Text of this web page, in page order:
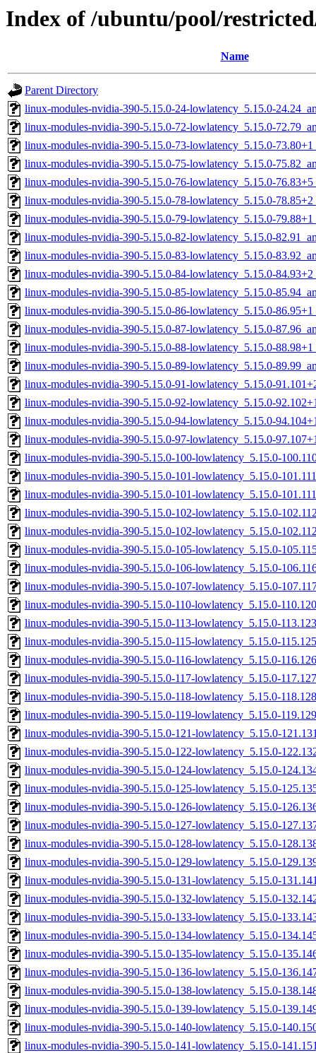
Index of /ubuntu/pool/
Name
Parent Directory
linux-modules-nvidia-390-5.15.0-24-lowlatency_5.15.0-
linux-modules-nvidia-390-5.15.0-72-lowlatency_5.15.0-
linux-modules-nvidia-390-5.15.0-73-lowlatency_5.15.0-
linux-modules-nvidia-390-5.15.0-75-lowlatency_5.15.0-
linux-modules-nvidia-390-5.15.0-76-lowlatency_5.15.0-
linux-modules-nvidia-390-5.15.0-78-lowlatency_5.15.0-
linux-modules-nvidia-390-5.15.0-79-lowlatency_5.15.0-
linux-modules-nvidia-390-5.15.0-82-lowlatency_5.15.0-
linux-modules-nvidia-390-5.15.0-83-lowlatency_5.15.0-
linux-modules-nvidia-390-5.15.0-84-lowlatency_5.15.0-
linux-modules-nvidia-390-5.15.0-85-lowlatency_5.15.0-
linux-modules-nvidia-390-5.15.0-86-lowlatency_5.15.0-
linux-modules-nvidia-390-5.15.0-87-lowlatency_5.15.0-
linux-modules-nvidia-390-5.15.0-88-lowlatency_5.15.0-
linux-modules-nvidia-390-5.15.0-89-lowlatency_5.15.0-
linux-modules-nvidia-390-5.15.0-91-lowlatency_5.15.0-
linux-modules-nvidia-390-5.15.0-92-lowlatency_5.15.0-
linux-modules-nvidia-390-5.15.0-94-lowlatency_5.15.0-
linux-modules-nvidia-390-5.15.0-97-lowlatency_5.15.0-
linux-modules-nvidia-390-5.15.0-100-lowlatency_5.15.0-
linux-modules-nvidia-390-5.15.0-101-lowlatency_5.15.0-
linux-modules-nvidia-390-5.15.0-101-lowlatency_5.15.0-
linux-modules-nvidia-390-5.15.0-102-lowlatency_5.15.0-
linux-modules-nvidia-390-5.15.0-102-lowlatency_5.15.0-
linux-modules-nvidia-390-5.15.0-105-lowlatency_5.15.0-
linux-modules-nvidia-390-5.15.0-106-lowlatency_5.15.0-
linux-modules-nvidia-390-5.15.0-107-lowlatency_5.15.0-
linux-modules-nvidia-390-5.15.0-110-lowlatency_5.15.0-
linux-modules-nvidia-390-5.15.0-113-lowlatency_5.15.0-
linux-modules-nvidia-390-5.15.0-115-lowlatency_5.15.0-
linux-modules-nvidia-390-5.15.0-116-lowlatency_5.15.0-
linux-modules-nvidia-390-5.15.0-117-lowlatency_5.15.0-
linux-modules-nvidia-390-5.15.0-118-lowlatency_5.15.0-
linux-modules-nvidia-390-5.15.0-119-lowlatency_5.15.0-
linux-modules-nvidia-390-5.15.0-121-lowlatency_5.15.0-
linux-modules-nvidia-390-5.15.0-122-lowlatency_5.15.0-
linux-modules-nvidia-390-5.15.0-124-lowlatency_5.15.0-
linux-modules-nvidia-390-5.15.0-125-lowlatency_5.15.0-
linux-modules-nvidia-390-5.15.0-126-lowlatency_5.15.0-
linux-modules-nvidia-390-5.15.0-127-lowlatency_5.15.0-
linux-modules-nvidia-390-5.15.0-128-lowlatency_5.15.0-
linux-modules-nvidia-390-5.15.0-129-lowlatency_5.15.0-
linux-modules-nvidia-390-5.15.0-131-lowlatency_5.15.0-
linux-modules-nvidia-390-5.15.0-132-lowlatency_5.15.0-
linux-modules-nvidia-390-5.15.0-133-lowlatency_5.15.0-
linux-modules-nvidia-390-5.15.0-134-lowlatency_5.15.0-
linux-modules-nvidia-390-5.15.0-135-lowlatency_5.15.0-
linux-modules-nvidia-390-5.15.0-136-lowlatency_5.15.0-
linux-modules-nvidia-390-5.15.0-138-lowlatency_5.15.0-
linux-modules-nvidia-390-5.15.0-139-lowlatency_5.15.0-
linux-modules-nvidia-390-5.15.0-140-lowlatency_5.15.0-
linux-modules-nvidia-390-5.15.0-141-lowlatency_5.15.0-